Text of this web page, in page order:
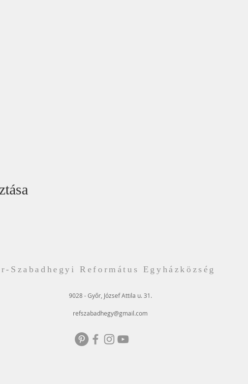
Szabadhegyi Református Egyházközség
9028 - Győr, József Attila u. 31.
refszabadhegy@gmail.com